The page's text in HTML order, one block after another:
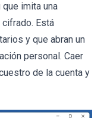
imita una
Está
y que abran un
personal. Caer
de la cuenta y